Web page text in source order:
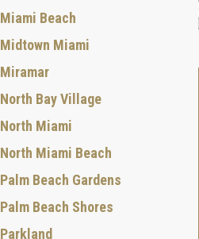
Miami Beach
Midtown Miami
Miramar
North Bay Village
North Miami
North Miami Beach
Palm Beach Gardens
Palm Beach Shores
Parkland